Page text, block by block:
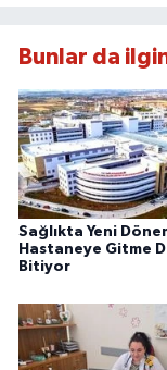
Bunlar da
Sağlıkta Yeni
Hastaneye Gitme
Bitiyor